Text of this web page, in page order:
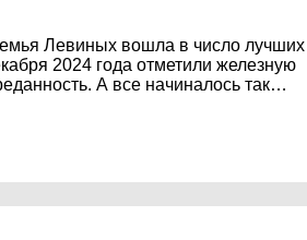
Левиных вошла в число лучших
2024 года отметили железную
А все начиналось так…